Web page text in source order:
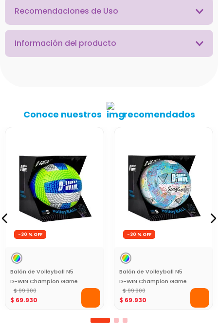
Recomendaciones de Uso
Información del producto
Conoce nuestros recomendados
-30 %
Balón de Volleyball N5
D-WIN Champion Game
Verde con Caja
$ 99.900
$ 69.930
-30 %
Balón de Volleyball N5
D-WIN Champion Game
Azul con Caja
$ 99.900
$ 69.930